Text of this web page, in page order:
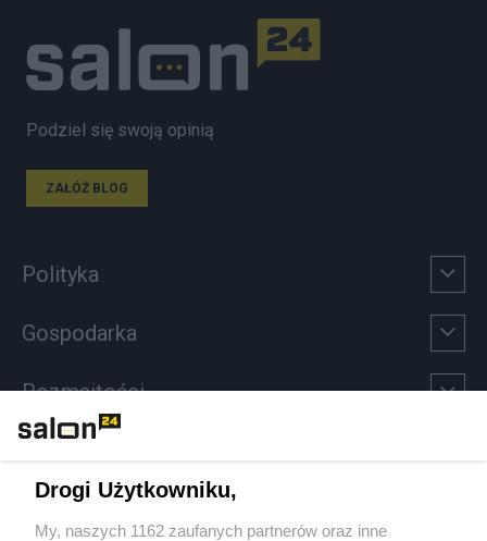
Podziel się swoją opinią
ZAŁÓŻ BLOG
Polityka
Gospodarka
Rozmaitości
Sport
Drogi Użytkowniku,
My, naszych 1162 zaufanych partnerów oraz inne